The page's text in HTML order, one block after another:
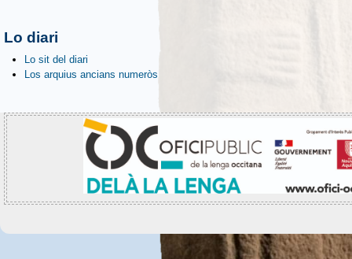
Lo diari
Lo sit del diari
Los arquius ancians numeròs